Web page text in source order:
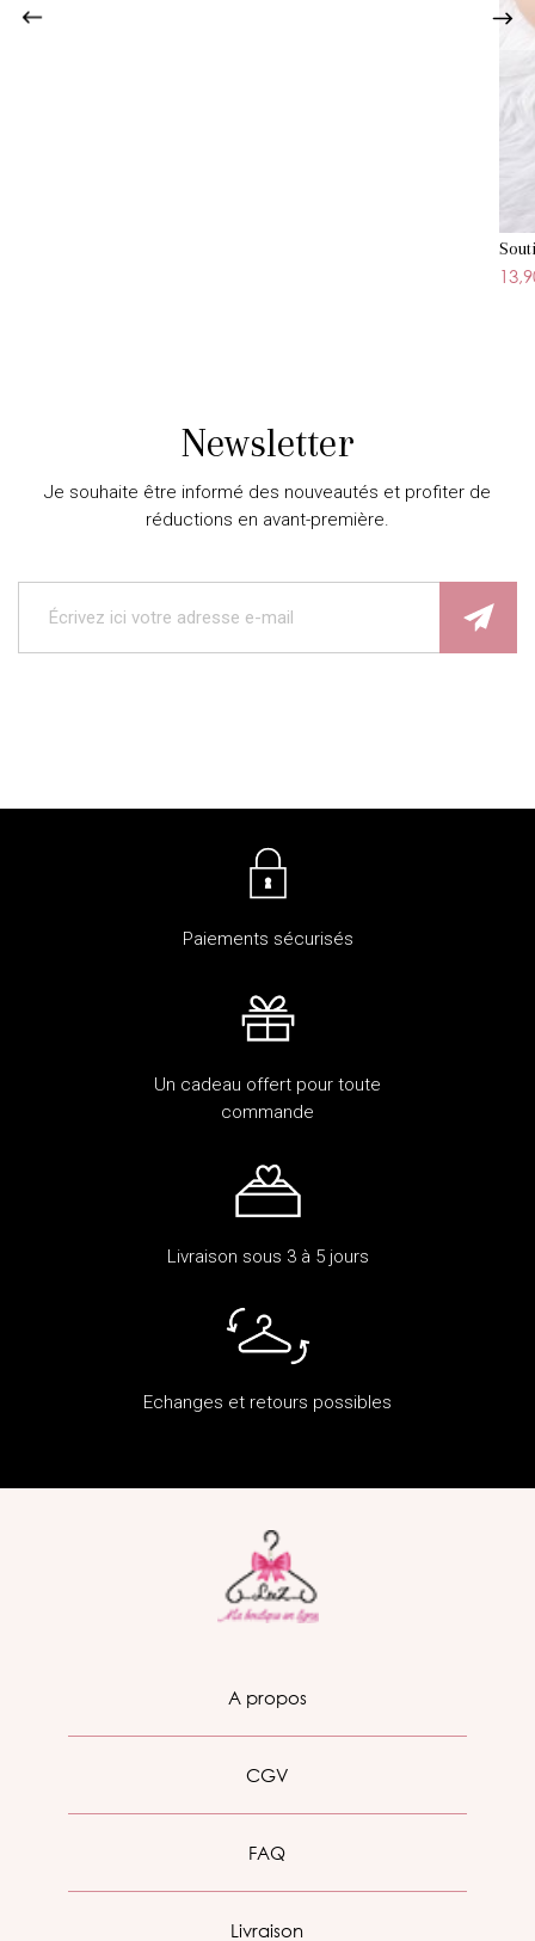
Newsletter
Je souhaite être informé des nouveautés et profiter de
réductions en avant-première.
Paiements sécurisés
Un cadeau offert pour toute
commande
Livraison sous 3 à 5 jours
Echanges et retours possibles
A propos
CGV
FAQ
Livraison